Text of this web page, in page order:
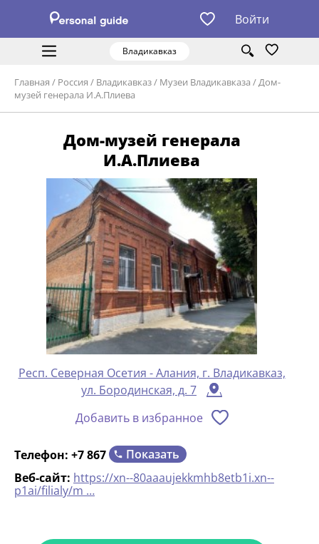
Войти
Владикавказ
Главная / Россия / Владикавказ/ Музеи Владикавказа /Дом-
музей генерала И.А.Плиева
Дом-музей генерала
И.А.Плиева
Респ. Северная Осетия - Алания, г. Владикавказ,
ул. Бородинская, д. 7
Добавить в избранное
Телефон: +7 867
Показать
Веб-сайт: https://xn--80aaaujekkmhb8etb1i.xn--
p1ai/filialy/m …